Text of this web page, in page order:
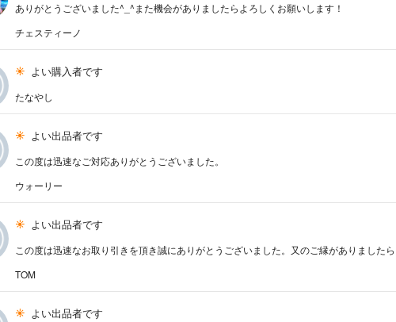
ありがとうございました^_^また機会がありましたらよろしくお願いします！
チェスティーノ
よい購入者です
たなやし
よい出品者です
この度は迅速なご対応ありがとうございました。
ウォーリー
よい出品者です
この度は迅速なお取り引きを頂き誠にありがとうございました。又のご縁がありました
TOM
よい出品者です